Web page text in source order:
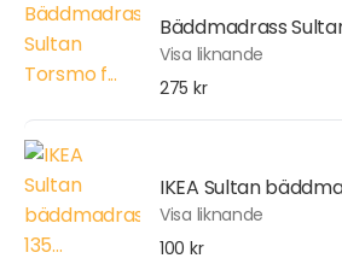
Bäddmadrass
Visa liknande
275 kr
IKEA Sultan
Visa liknande
100 kr